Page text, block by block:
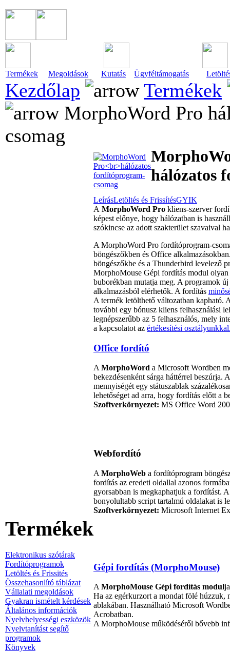
Termékek Megoldások Kutatás Ügyféltámogatás
Kezdőlap
Termékek
MorphoWord Pro
csomag
Termékek
Elektronikus szótárak
Fordítóprogramok
Letöltés és Frissités
Összehasonlító táblázat
Vállalati megoldások
Gyakran ismételt kérdések
Általános információk
Nyelvhelyességi eszközök
Nyelvtanítást segítő
programok
Könyvek
hálózatos
LeírásLetöltés és FrissítésGYIK
A MorphoWord Pro kliens-szerver
képest előnye, hogy hálózatban is
szókincse az adott szakterület szavaival
A MorphoWord Pro fordítóprogram-
böngészőkben és Office
böngészőkbe és a Thunderbird levelező
MorphoMouse Gépi fordítás modul
buborékban mutatja meg. A programok
alkalmazásból elérhetők. A fordítás
A termék letölthető változatban kapható.
további egy bónusz kliens felhasználási
legnépszerűbb az 5 felhasználós, mely
a kapcsolatot az értékesítési
Office fordító
AMorphoWord a Microsoft Wordben
bekezdésenként sárga háttérrel beszúrja.
mennyiségét egy státuszablak
lehetőséget ad arra, hogy fordítás előtt a
Szoftverkörnyezet: MS Office Word
Webfordító
A MorphoWeb a fordítóprogram
fordítás az eredeti oldallal azonos
gyorsabban is megkaphatjuk a fordítást.
bonyolultabb script tartalmú oldalakat is
Szoftverkörnyezet: Microsoft Internet
Gépi fordítás (MorphoMouse)
A MorphoMouse Gépi fordítás modul
Ha az egérkurzort a mondat fölé húzzuk,
ablakában. Használható Microsoft
Acrobatban.
A MorphoMouse működéséről bővebb